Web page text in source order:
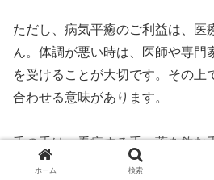
ただし、病気平癒のご利益は、医
ん。体調が悪い時は、医師や専門
を受けることが大切です。その上
合わせる意味があります。
千の手は、看病する手、薬を飲む
休める手にも重なります。千の足
ホーム 検索